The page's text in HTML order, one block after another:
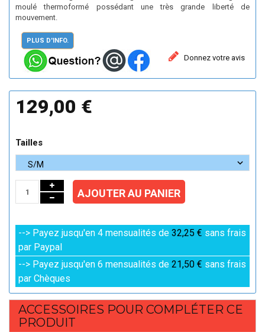
moulé thermoformé possédant une très grande liberté de
mouvement.
PLUS D'INFO.
Donnez votre avis
129,00 €
Tailles
AJOUTER AU PANIER
--> Payez jusqu'en 4 mensualités de 32,25 € sans frais
par Paypal
--> Payez jusqu'en 6 mensualités de 21,50 € sans frais
par Chèques
ACCESSOIRES POUR COMPLÉTER CE
PRODUIT